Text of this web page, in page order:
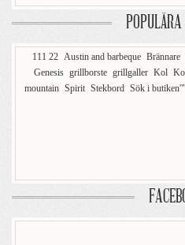
111 22 Austin and barbeque Brännare
Genesis grillborste grillgaller Kol
mountain Spirit Stekbord Sök i butiken'"